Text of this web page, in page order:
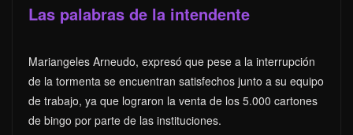
Las palabras de la intendente
Mariangeles Arneudo, expresó que pese a la interrupción
de la tormenta se encuentran satisfechos junto a su equipo
de trabajo, ya que lograron la venta de los 5.000 cartones
de bingo por parte de las instituciones.